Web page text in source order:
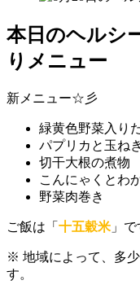
本日のヘルシ
りメニュー
新メニュー☆彡
緑黄色野菜入り
パプリカと玉ね
切干大根の煮物
こんにゃくとわ
野菜肉巻き
ご飯は「 十五穀米 」で
※ 地域によって、多
す。